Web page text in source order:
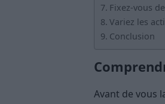
Fixez-vous
Variez les
Conclusion
Avant de vous